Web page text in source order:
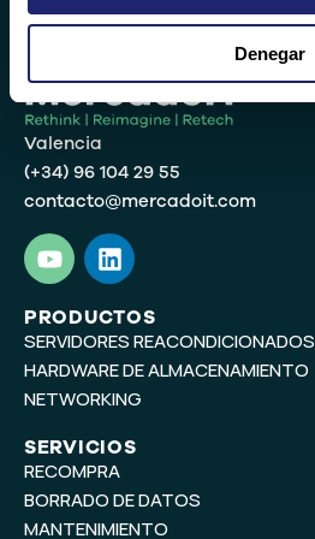
Denegar
Valencia
(+34) 96 104 29 55
contacto@mercadoit.com
Y
o
u
t
u
b
e
L
i
n
k
e
d
i
PRODUCTOS
SERVIDORES REACONDICIONADOS
HARDWARE DE ALMACENAMIENTO
NETWORKING
SERVICIOS
RECOMPRA
BORRADO DE DATOS
MANTENIMIENTO